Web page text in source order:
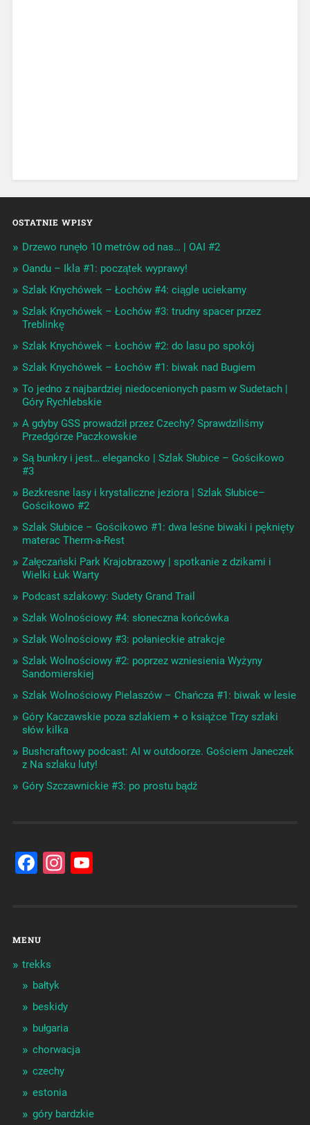
OSTATNIE WPISY
Drzewo runęło 10 metrów od nas… | OAI #2
Oandu – Ikla #1: początek wyprawy!
Szlak Knychówek – Łochów #4: ciągle uciekamy
Szlak Knychówek – Łochów #3: trudny spacer przez
Treblinkę
Szlak Knychówek – Łochów #2: do lasu po spokój
Szlak Knychówek – Łochów #1: biwak nad Bugiem
To jedno z najbardziej niedocenionych pasm w Sudetach |
Góry Rychlebskie
A gdyby GSS prowadził przez Czechy? Sprawdziliśmy
Przedgórze Paczkowskie
Są bunkry i jest… elegancko | Szlak Słubice – Gościkowo
#3
Bezkresne lasy i krystaliczne jeziora | Szlak Słubice–
Gościkowo #2
Szlak Słubice – Gościkowo #1: dwa leśne biwaki i pęknięty
materac Therm-a-Rest
Załęczański Park Krajobrazowy | spotkanie z dzikami i
Wielki Łuk Warty
Podcast szlakowy: Sudety Grand Trail
Szlak Wolnościowy #4: słoneczna końcówka
Szlak Wolnościowy #3: połanieckie atrakcje
Szlak Wolnościowy #2: poprzez wzniesienia Wyżyny
Sandomierskiej
Szlak Wolnościowy Pielaszów – Chańcza #1: biwak w lesie
Góry Kaczawskie poza szlakiem + o książce Trzy szlaki
słów kilka
Bushcraftowy podcast: AI w outdoorze. Gościem Janeczek
z Na szlaku luty!
Góry Szczawnickie #3: po prostu bądź
Facebook
Instagram
MENU
trekks
bałtyk
beskidy
bułgaria
chorwacja
czechy
estonia
góry bardzkie